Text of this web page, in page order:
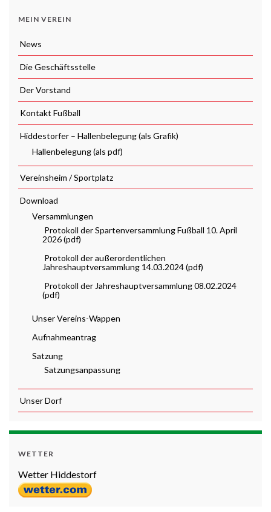
MEIN VEREIN
News
Die Geschäftsstelle
Der Vorstand
Kontakt Fußball
Hiddestorfer – Hallenbelegung (als Grafik)
Hallenbelegung (als pdf)
Vereinsheim / Sportplatz
Download
Versammlungen
Protokoll der Spartenversammlung Fußball 10. April
2026 (pdf)
Protokoll der außerordentlichen
Jahreshauptversammlung 14.03.2024 (pdf)
Protokoll der Jahreshauptversammlung 08.02.2024
(pdf)
Unser Vereins-Wappen
Aufnahmeantrag
Satzung
Satzungsanpassung
Unser Dorf
WETTER
Wetter Hiddestorf